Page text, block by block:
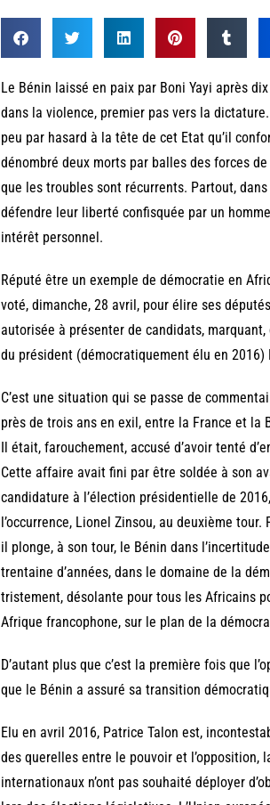
Le Bénin laissé en paix par Boni Yayi après
dans la violence, premier pas vers la
peu par hasard à la tête de cet Etat qu’il
dénombré deux morts par balles des forces
que les troubles sont récurrents. Partout,
défendre leur liberté confisquée par un
intérêt personnel.
Réputé être un exemple de démocratie en
voté, dimanche, 28 avril, pour élire ses
autorisée à présenter de candidats,
du président (démocratiquement élu en 2016)
C’est une situation qui se passe de
près de trois ans en exil, entre la France et
Il était, farouchement, accusé d’avoir tenté
Cette affaire avait fini par être soldée à son
candidature à l’élection présidentielle de
l’occurrence, Lionel Zinsou, au deuxième
il plonge, à son tour, le Bénin dans
trentaine d’années, dans le domaine de la
tristement, désolante pour tous les Africains
Afrique francophone, sur le plan de la
D’autant plus que c’est la première fois que
que le Bénin a assuré sa transition
Elu en avril 2016, Patrice Talon est,
des querelles entre le pouvoir et
internationaux n’ont pas souhaité déployer